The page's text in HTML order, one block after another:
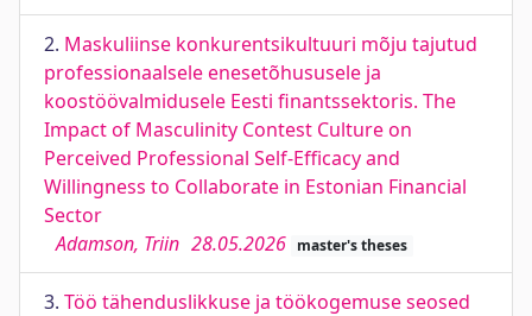
2. Maskuliinse konkurentsikultuuri mõju tajutud
professionaalsele enesetõhususele ja
koostöövalmidusele Eesti finantssektoris. The
Impact of Masculinity Contest Culture on
Perceived Professional Self-Efficacy and
Willingness to Collaborate in Estonian Financial
Sector
Adamson, Triin 28.05.2026 master's theses
3. Töö tähenduslikkuse ja töökogemuse seosed